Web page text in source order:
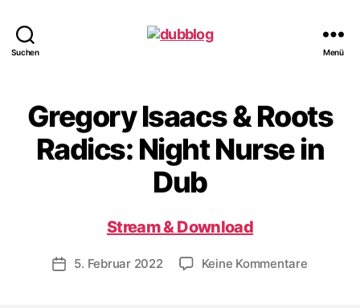
Suchen Menü
Gregory Isaacs & Roots
Radics: Night Nurse in
Dub
Stream & Download
Veröffentlichungsdatum
5. Februar 2022 Keine Kommentarezu